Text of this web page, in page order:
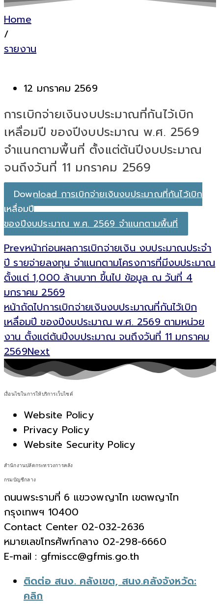
Home
/
รายงาน
12 มกราคม 2569
การเบิกจ่ายเงินงบประมาณที่กันไว้เบิก
เหลื่อมปี ของปีงบประมาณ พ.ศ. 2569
จำแนกตามพื้นที่ ตั้งแต่ต้นปีงบประมาณ
จนถึงวันที่ 11 มกราคม 2569
Download การเบิกจ่ายเงินงบประมาณที่กันไว้เบิก
เหลื่อมปี
ของปีงบประมาณ พ.ศ. 2569 จำแนกตามพื้นที่
Prevหน้าก่อนผลการเบิกจ่ายเงิน งบประมาณประจำ
ปี รายจ่ายลงทุน จำแนกตามโครงการที่มีงบประมาณ
ตั้งแต่ 1,000 ล้านบาท ขึ้นไป ข้อมูล ณ วันที่ 4
มกราคม 2569
หน้าถัดไปการเบิกจ่ายเงินงบประมาณที่กันไว้เบิก
เหลื่อมปี ของปีงบประมาณ พ.ศ. 2569 ตามหน่วย
งาน ตั้งแต่ต้นปีงบประมาณ จนถึงวันที่ 11 มกราคม
2569Next
เงื่อนไขในการให้บริการเว็บไซต์
Website Policy
Privacy Policy
Website Security Policy
สำนักงานปลัดกระทรวงการคลัง
กรมบัญชีกลาง
ถนนพระรามที่ 6 แขวงพญาไท เขตพญาไท
กรุงเทพฯ 10400
Contact Center 02-032-2636
หมายเลขโทรศัพท์กลาง 02-298-6660
E-mail : gfmiscc@gfmis.go.th
ติดต่อ สนง. คลังเขต, สนง.คลังจังหวัด:
คลิก